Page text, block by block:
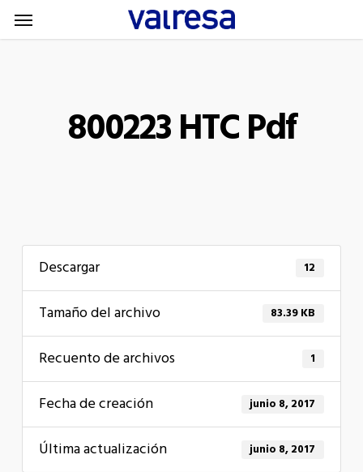
Skip
to
Menu
800223 HTC Pdf
Descargar 12
Tamaño del archivo 83.39 KB
Recuento de archivos 1
Fecha de creación junio 8, 2017
Última actualización junio 8, 2017
Menu